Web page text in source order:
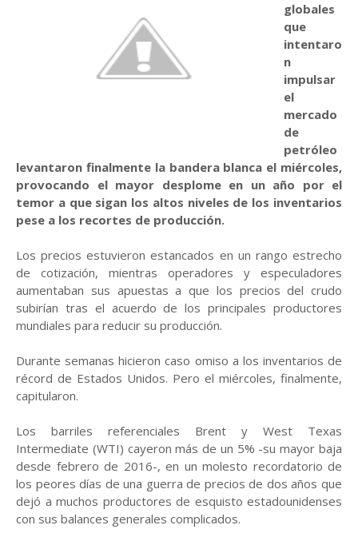
globales
que
intentaro
n
impulsar
el
mercado
de
petróleo
levantaron finalmente la bandera blanca el miércoles,
provocando el mayor desplome en un año por el
temor a que sigan los altos niveles de los inventarios
pese a los recortes de producción.
Los precios estuvieron estancados en un rango estrecho
de cotización, mientras operadores y especuladores
aumentaban sus apuestas a que los precios del crudo
subirían tras el acuerdo de los principales productores
mundiales para reducir su producción.
Durante semanas hicieron caso omiso a los inventarios de
récord de Estados Unidos. Pero el miércoles, finalmente,
capitularon.
Los barriles referenciales Brent y West Texas
Intermediate (WTI) cayeron más de un 5% -su mayor baja
desde febrero de 2016-, en un molesto recordatorio de
los peores días de una guerra de precios de dos años que
dejó a muchos productores de esquisto estadounidenses
con sus balances generales complicados.